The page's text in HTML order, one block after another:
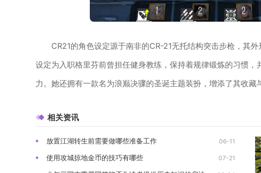
CR21的角色设定源于南非的CR-21无托结构突击步枪，其
设定为入职格里芬前曾担任健身教练，保持着规律锻炼的习惯
力。她还拥有一款名为浪巅决骤的圣诞主题装扮，增添了其收藏
相关资讯
放置江湖转生前需要做哪些准备工作 06-11
使用攻城掠地金币的技巧有哪些 07-21